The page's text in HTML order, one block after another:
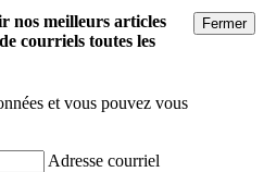
Fermer
nos meilleurs articles
courriels toutes les
et vous pouvez vous
Adresse courriel